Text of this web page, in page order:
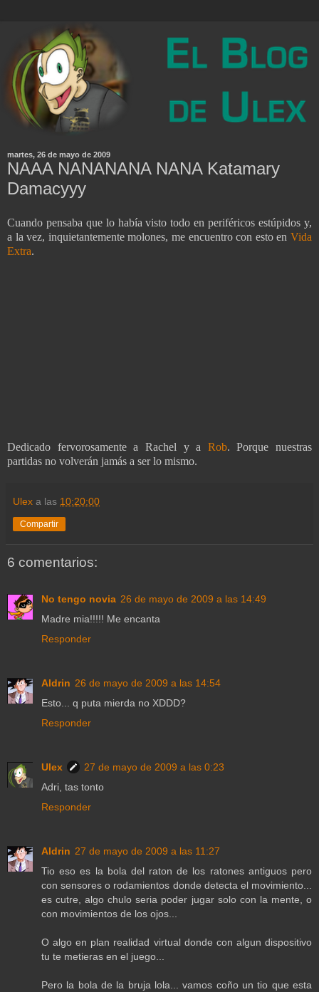
martes, 26 de mayo de 2009
NAAA NANANANA NANA Katamary
Damacyyy
Cuando pensaba que lo había visto todo en periféricos estúpidos y,
a la vez, inquietantemente molones, me encuentro con esto en Vida
Extra.
Dedicado fervorosamente a Rachel y a Rob. Porque nuestras
partidas no volverán jamás a ser lo mismo.
Ulex a las 10:20:00
Compartir
6 comentarios:
No tengo novia 26 de mayo de 2009 a las 14:49
Madre mia!!!!! Me encanta
Responder
Aldrin 26 de mayo de 2009 a las 14:54
Esto... q puta mierda no XDDD?
Responder
Ulex
27 de mayo de 2009 a las 0:23
Adri, tas tonto
Responder
Aldrin 27 de mayo de 2009 a las 11:27
Tio eso es la bola del raton de los ratones antiguos pero
con sensores o rodamientos donde detecta el movimiento...
es cutre, algo chulo seria poder jugar solo con la mente, o
con movimientos de los ojos...
O algo en plan realidad virtual donde con algun dispositivo
tu te metieras en el juego...
Pero la bola de la bruja lola... vamos coño un tio que esta